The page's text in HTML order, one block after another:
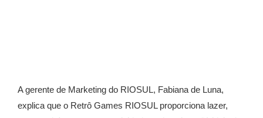
A gerente de Marketing do RIOSUL, Fabiana de Luna,
explica que o Retrô Games RIOSUL proporciona lazer,